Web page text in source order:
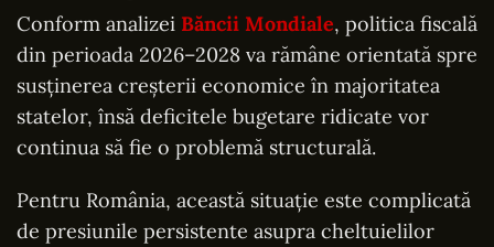
Conform analizei Băncii Mondiale, politica fiscală
din perioada 2026–2028 va rămâne orientată spre
susținerea creșterii economice în majoritatea
statelor, însă deficitele bugetare ridicate vor
continua să fie o problemă structurală.
Pentru România, această situație este complicată
de presiunile persistente asupra cheltuielilor